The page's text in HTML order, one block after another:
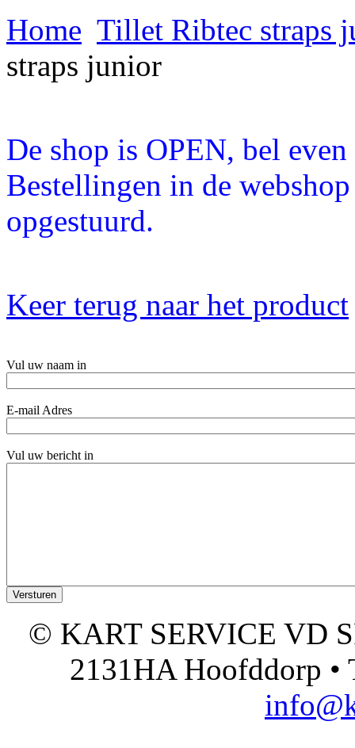
Home Tillet Ribtec straps
straps junior
De shop is OPEN, bel
Bestellingen in de
opgestuurd.
Keer terug naar het product
Vul uw naam in
E-mail Adres
Vul uw bericht in
© KART SERVICE VD
2131HA Hoofddorp •